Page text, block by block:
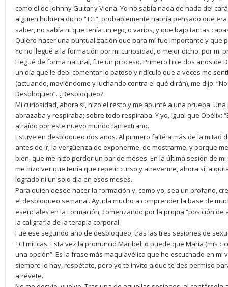
como el de Johnny Guitar y Viena. Yo no sabía nada de nada del
alguien hubiera dicho “TCI”, probablemente habría pensado que
saber, no sabía ni que tenía un ego, o varios, y que bajo tantas
Quiero hacer una puntualización que para mí fue importante y que
Yo no llegué a la formación por mi curiosidad, o mejor dicho, por mi
Llegué de forma natural, fue un proceso. Primero hice dos años de
un día que le debí comentar lo patoso y ridículo que a veces me
(actuando, moviéndome y luchando contra el qué dirán), me dijo:
Desbloqueo”. ¿Desbloqueo?.
Mi curiosidad, ahora sí, hizo el resto y me apunté a una prueba.
abrazaba y respiraba; sobre todo respiraba. Y yo, igual que Obélix:
atraído por este nuevo mundo tan extraño.
Estuve en desbloqueo dos años. Al primero falté a más de la mitad
antes de ir; la vergüenza de exponerme, de mostrarme, y porque
bien, que me hizo perder un par de meses. En la última sesión de
me hizo ver que tenía que repetir curso y atreverme, ahora sí, a
logrado ni un solo día en esos meses.
Para quien desee hacer la formación y, como yo, sea un profano,
el desbloqueo semanal. Ayuda mucho a comprender la base de
esenciales en la Formación; comenzando por la propia “posición de
la caligrafía de la terapia corporal.
Fue ese segundo año de desbloqueo, tras las tres sesiones de
TCI míticas. Esta vez la pronunció Maribel, o puede que María (mis
una opción”. Es la frase más maquiavélica que he escuchado en mi
siempre lo hay, respétate, pero yo te invito a que te des permiso
atrévete.